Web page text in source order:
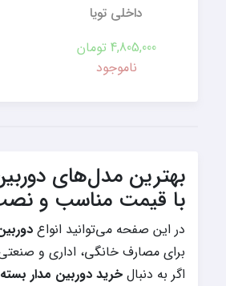
داخلی تویا
4,805,000 تومان
ناموجود
بهترین مدل‌های
با قیمت مناسب و
در این صفحه می‌توانید انواع
برای مصارف خانگی، اداری و
اگر به دنبال خرید دوربین مدار بسته